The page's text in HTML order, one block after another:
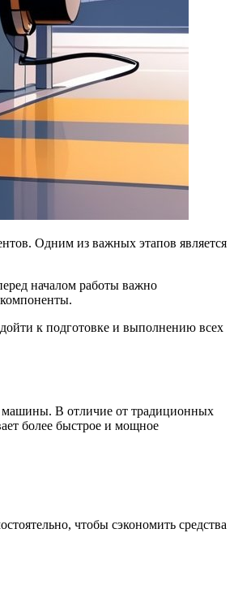
Одним из важных этапов является
началом работы важно
к подготовке и выполнению всех
машины. В отличие от традиционных
более быстрое и мощное
чтобы сэкономить средства